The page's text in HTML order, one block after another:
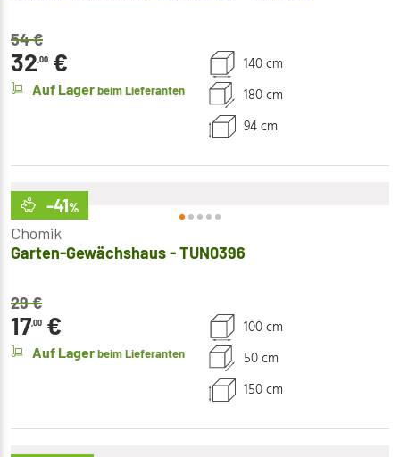
54€
32,00 €
Auf Lagerbeim Lieferanten
140 cm
180 cm
94 cm
-41%
Chomik
Garten-Gewächshaus - TUN0396
29€
17,00 €
Auf Lagerbeim Lieferanten
100 cm
50 cm
150 cm